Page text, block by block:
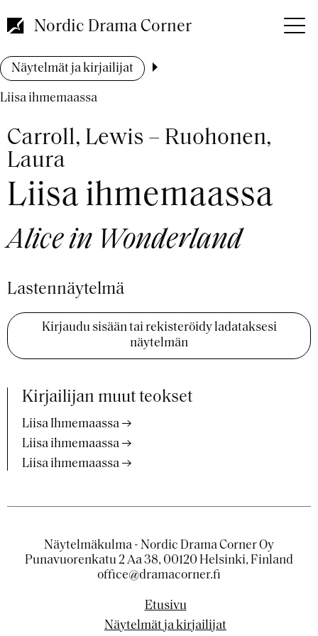
pääsisältöön
Nordic Drama Corner
Murupolku
Näytelmät ja kirjailijat
Liisa ihmemaassa
Carroll, Lewis – Ruohonen,
Laura
Liisa ihmemaassa
Alice in Wonderland
Lastennäytelmä
Kirjaudu sisään tai rekisteröidy ladataksesi
näytelmän
Kirjailijan muut teokset
Liisa Ihmemaassa
Liisa ihmemaassa
Liisa ihmemaassa
Näytelmäkulma - Nordic Drama Corner Oy
Punavuorenkatu 2 Aa 38, 00120 Helsinki, Finland
office@dramacorner.fi
Etusivu
Näytelmät ja kirjailijat